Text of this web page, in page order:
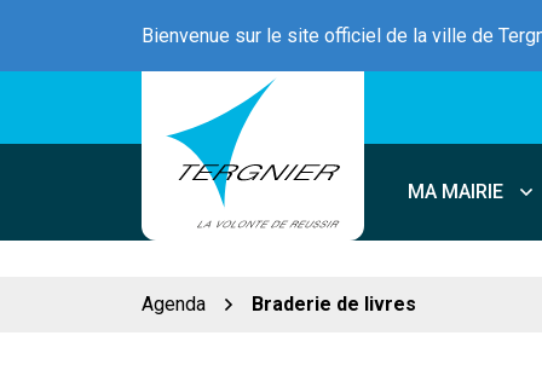
contenu
Bienvenue sur le site officiel de la ville de
MA MAIRIE
Agenda Braderie de livres